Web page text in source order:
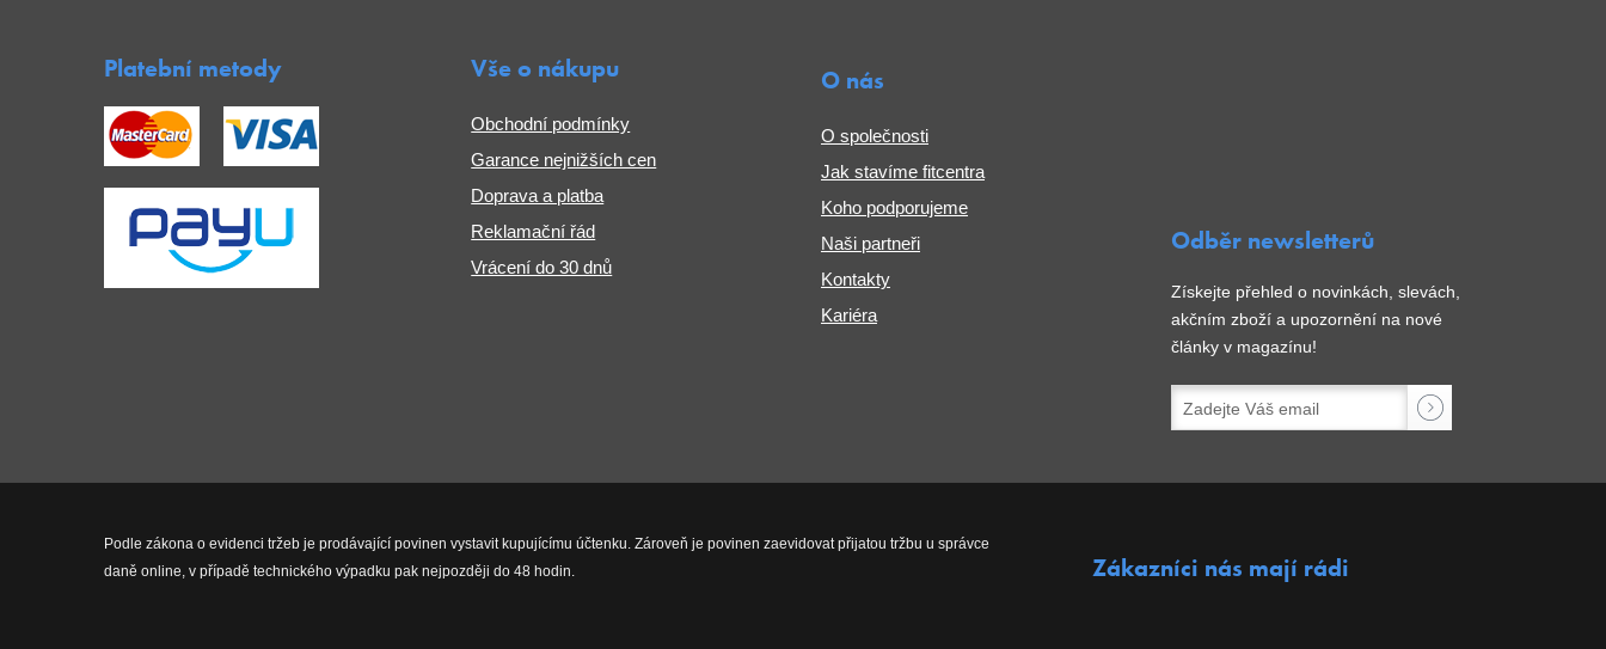
Platební metody Vše o nákupu
Obchodní podmínky
Garance nejnižších cen
Doprava a platba
Reklamační řád
Vrácení do 30 dnů
O nás
O společnosti
Jak stavíme fitcentra
Koho podporujeme
Naši partneři
Kontakty
Kariéra
Odběr newsletterů
Získejte přehled o novinkách, slevách,
akčním zboží a upozornění na nové
články v magazínu!
Podle zákona o evidenci tržeb je prodávající povinen vystavit kupujícímu účtenku. Zároveň je povinen zaevidovat přijatou tržbu u správce
daně online, v případě technického výpadku pak nejpozději do 48 hodin.
Zákazníci nás mají rádi